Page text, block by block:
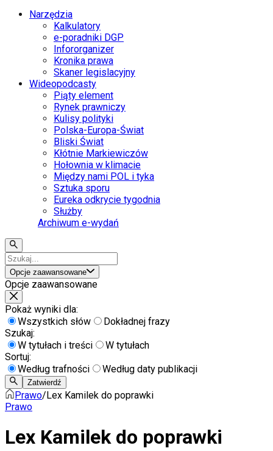
Narzędzia
Kalkulatory
e-poradniki DGP
Infororganizer
Kronika prawa
Skaner legislacyjny
Wideopodcasty
Piąty element
Rynek prawniczy
Kulisy polityki
Polska-Europa-Świat
Bliski Świat
Kłótnie Markiewiczów
Hołownia w klimacie
Między nami POL i tyka
Sztuka sporu
Eureka odkrycie tygodnia
Służby
Archiwum e-wydań
Opcje zaawansowane
Opcje zaawansowane
Pokaż wyniki dla:
Wszystkich słów
Dokładnej frazy
Szukaj:
W tytułach i treści
W tytułach
Sortuj:
Według trafności
Według daty publikacji
Zatwierdź
Prawo/Lex Kamilek do poprawki
Prawo
Lex Kamilek do poprawki